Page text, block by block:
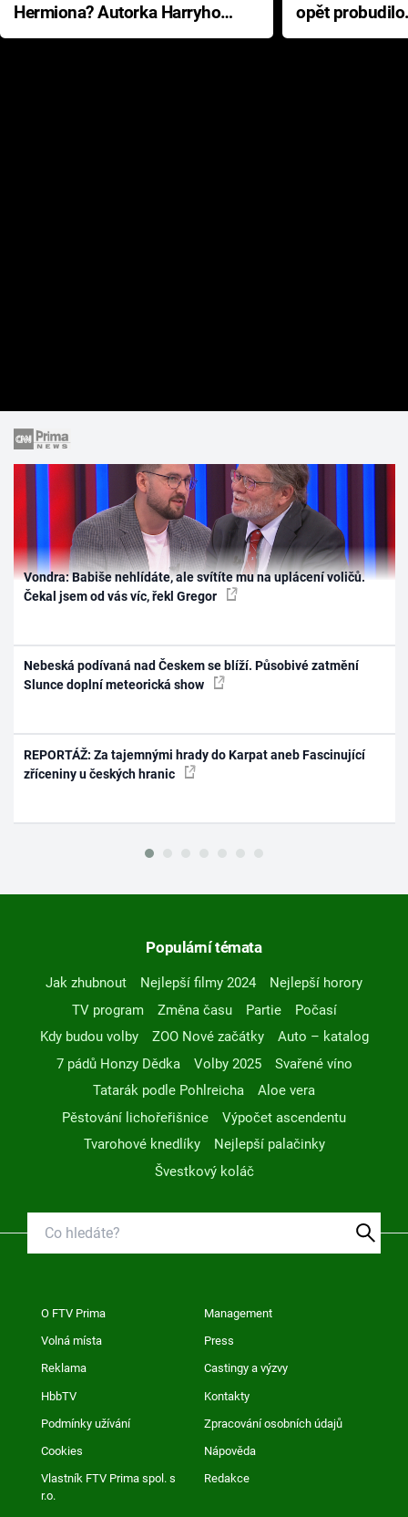
Hermiona? Autorka Harryho
Pottera přišla s ráznou
opět
přichází s
Vondra: Babiše nehlídáte, ale svítíte mu na uplácení voličů.
Čekal jsem od vás víc, řekl Gregor
Nebeská podívaná nad Českem se blíží. Působivé zatmění
Slunce doplní meteorická show
REPORTÁŽ: Za tajemnými hrady do Karpat aneb Fascinující
zříceniny u českých hranic
Populární témata
Jak zhubnout Nejlepší filmy 2024
Nejlepší horory
TV program
Změna času Partie
Počasí
Kdy budou volby
ZOO Nové začátky
Auto – katalog
7 pádů Honzy Dědka
Volby 2025
Svařené víno
Tatarák podle Pohlreicha
Aloe vera
Pěstování lichořeřišnice
Výpočet ascendentu
Tvarohové knedlíky
Nejlepší palačinky
Švestkový koláč
O FTV Prima Management
Volná místa Press
Reklama Castingy a výzvy
HbbTV Kontakty
Podmínky užívání Zpracování osobních údajů
Cookies Nápověda
Vlastník FTV Prima spol. s
r.o.
Redakce